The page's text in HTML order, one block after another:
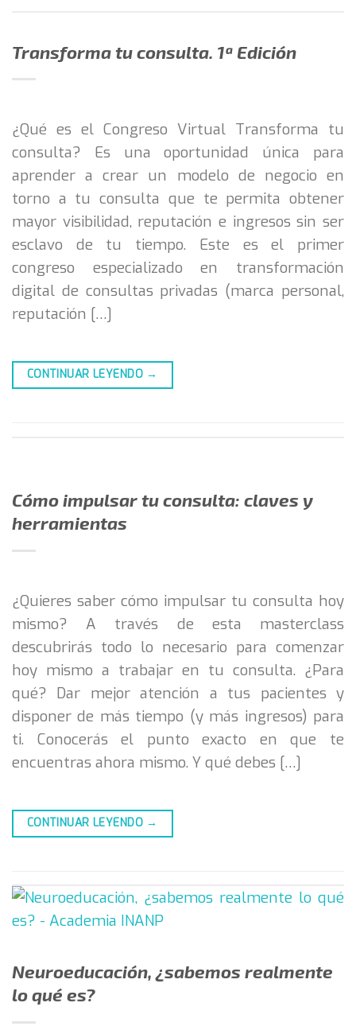
Transforma tu consulta. 1ª Edición
¿Qué es el Congreso Virtual Transforma tu
consulta? Es una oportunidad única para
aprender a crear un modelo de negocio en
torno a tu consulta que te permita obtener
mayor visibilidad, reputación e ingresos sin ser
esclavo de tu tiempo. Este es el primer
congreso especializado en transformación
digital de consultas privadas (marca personal,
reputación […]
CONTINUAR LEYENDO →
Cómo impulsar tu consulta: claves y
herramientas
¿Quieres saber cómo impulsar tu consulta hoy
mismo? A través de esta masterclass
descubrirás todo lo necesario para comenzar
hoy mismo a trabajar en tu consulta. ¿Para
qué? Dar mejor atención a tus pacientes y
disponer de más tiempo (y más ingresos) para
ti. Conocerás el punto exacto en que te
encuentras ahora mismo. Y qué debes […]
CONTINUAR LEYENDO →
Neuroeducación, ¿sabemos realmente
lo qué es?